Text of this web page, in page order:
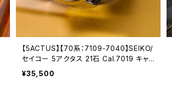
【5ACTUS】【70系：7109-7040】SEIKO/
セイコー 5アクタス 21石 Cal.7019 キャリ
バー 機械式 自動巻き腕時計 精工舎亀戸
工場/SS 1970年 1月製造 アンティークウ
¥35,500